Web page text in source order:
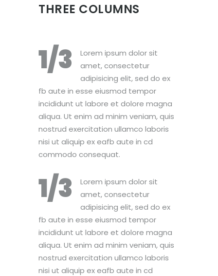
THREE COLUMNS
1/3
Lorem ipsum dolor sit
amet, consectetur
adipisicing elit, sed do ex
fb aute in esse eiusmod tempor
incididunt ut labore et dolore magna
aliqua. Ut enim ad minim veniam, quis
nostrud exercitation ullamco laboris
nisi ut aliquip ex eafb aute in cd
commodo consequat.
1/3
Lorem ipsum dolor sit
amet, consectetur
adipisicing elit, sed do ex
fb aute in esse eiusmod tempor
incididunt ut labore et dolore magna
aliqua. Ut enim ad minim veniam, quis
nostrud exercitation ullamco laboris
nisi ut aliquip ex eafb aute in cd